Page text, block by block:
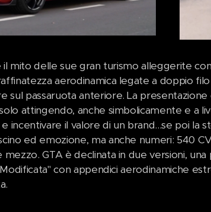
mito delle sue gran turismo alleggerite
aerodinamica legate a doppio
sul passaruota anteriore. La
attingendo, anche simbolicamente e a
incentivare il valore di un brand...se poi la
ed emozione, ma anche numeri: 540
GTA è declinata in due versioni,
con appendici aerodinamiche